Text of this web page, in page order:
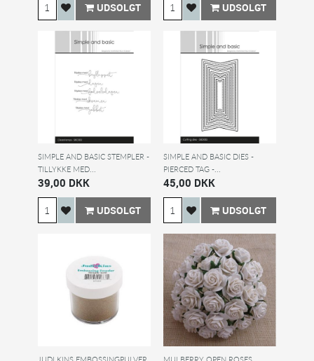
UDSOLGT UDSOLGT
SIMPLE AND BASIC STEMPLER -
TILLYKKE MED...
39,00 DKK
UDSOLGT
SIMPLE AND BASIC DIES -
PIERCED TAG -...
45,00 DKK
UDSOLGT